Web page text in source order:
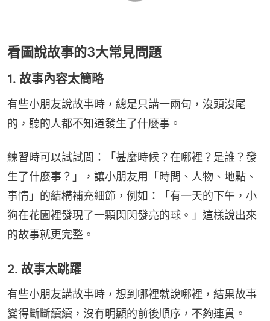
看圖說故事的3大常見問題
1. 故事內容太簡略
有些小朋友說故事時，總是只講一兩句，沒頭沒尾
的，聽的人都不知道發生了什麼事。
練習時可以試試問：「甚麼時候？在哪裡？是誰？發
生了什麼事？」，讓小朋友用「時間、人物、地點、
事情」的結構補充細節，例如：「有一天的下午，小
狗在花園裡發現了一顆閃閃發亮的球。」這樣說出來
的故事就更完整。
2. 故事太跳躍
有些小朋友講故事時，想到哪裡就說哪裡，結果故事
變得斷斷續續，沒有明顯的前後順序，不夠連貫。